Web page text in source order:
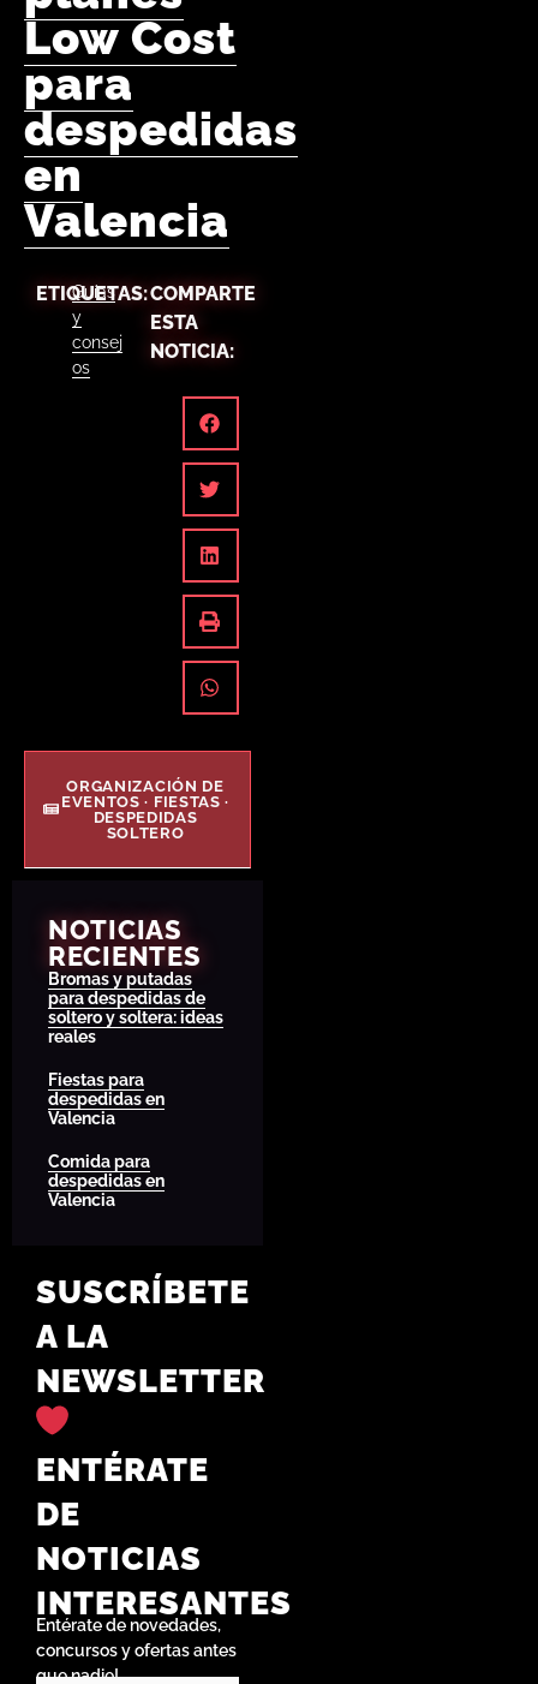
Low Cost
para
despedidas
en
Valencia
ETIQUETAS:
Guías
y
consej
os
COMPARTE
ESTA
NOTICIA:
ORGANIZACIÓN DE
EVENTOS · FIESTAS ·
DESPEDIDAS
SOLTERO
NOTICIAS
RECIENTES
Bromas y putadas
para despedidas de
soltero y soltera: ideas
reales
Fiestas para
despedidas en
Valencia
Comida para
despedidas en
Valencia
SUSCRÍBETE
A LA
NEWSLETTER
ENTÉRATE
DE
NOTICIAS
INTERESANTES
Entérate de novedades,
concursos y ofertas antes
que nadie!